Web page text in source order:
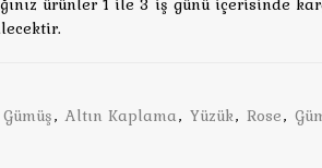
, Altın Kaplama, Yüzük, Rose,